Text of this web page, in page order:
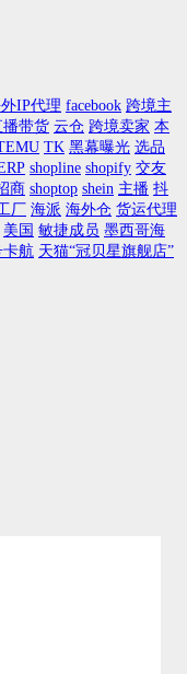
IP代理 facebook 跨境主
播带货 云仓 跨境卖家 本
TK 黑幕曝光 选品
shopline shopify 交友
商 shoptop shein 主播 抖
厂 海派 海外仓 货运代理
美国 敏捷成员 墨西哥海
航 天猫“冠贝星旗舰店”